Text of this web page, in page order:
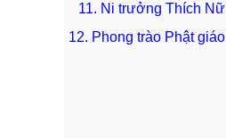
11. Ni trưởng Thích
12. Phong trào Phật